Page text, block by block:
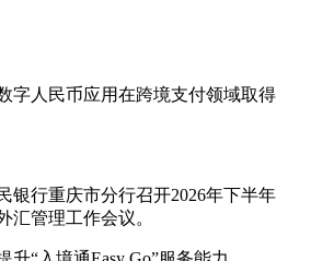
字人民币应用在跨境支付领域取得
银行重庆市分行召开2026年下半年
汇管理工作会议。